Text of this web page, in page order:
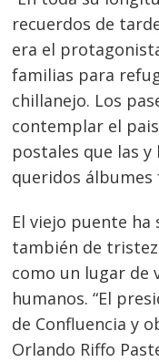
recuerdos de
era el
familias para
chillanejo. Los
contemplar el
postales que las y
queridos álbumes
El viejo puente
también de
como un lugar de
humanos. “El
de Confluencia y
Orlando Riffo